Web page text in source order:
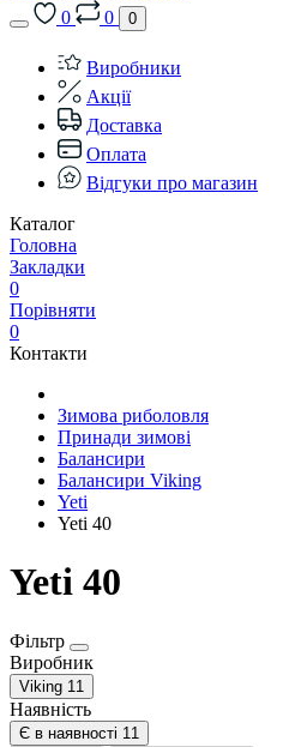
0
0 0
Виробники
Акції
Доставка
Оплата
Відгуки про магазин
Каталог
Головна
Закладки
0
Порівняти
0
Контакти
Зимова риболовля
Принади зимові
Балансири
Балансири Viking
Yeti
Yeti 40
Yeti 40
Фільтр
Виробник
Viking 11
Наявність
Є в наявності 11